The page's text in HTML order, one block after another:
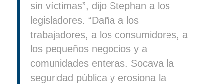
sin víctimas”, dijo Stephan a los
legisladores. “Daña a los
trabajadores, a los consumidores, a
los pequeños negocios y a
comunidades enteras. Socava la
seguridad pública y erosiona la